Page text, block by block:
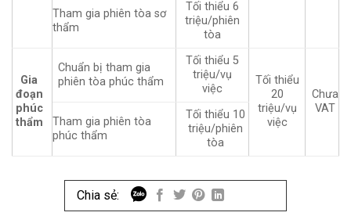
Tham gia phiên tòa sơ
thẩm
Tối thiểu 6
triệu/phiên
tòa
Gia
đoạn
phúc
thẩm
Chuẩn bị tham gia
phiên tòa phúc thẩm
Tối thiểu 5
triệu/vụ
việc
Tối thiểu
20
triệu/vụ
việc
Chưa
VAT
Tham gia phiên tòa
phúc thẩm
Tối thiểu 10
triệu/phiên
tòa
Chia sẻ: